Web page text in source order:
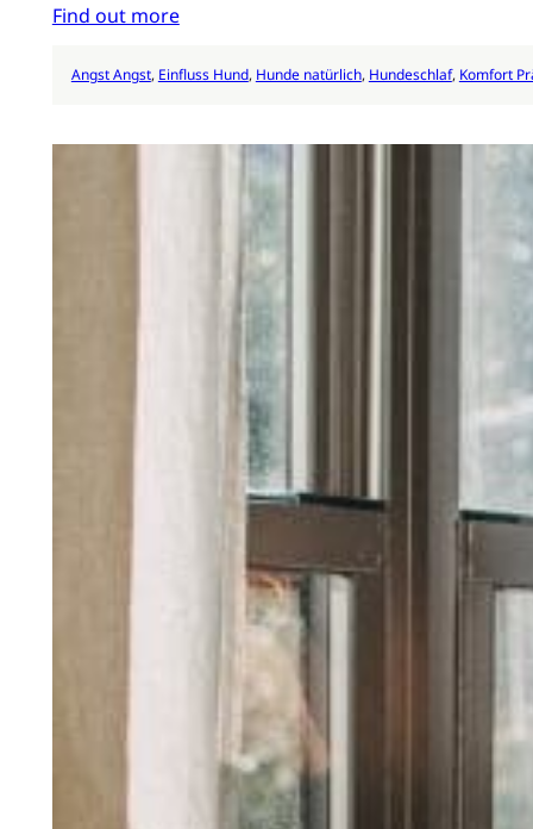
Find out more
Angst Angst, Einfluss Hund, Hunde natürlich, Hundeschlaf, Komfort